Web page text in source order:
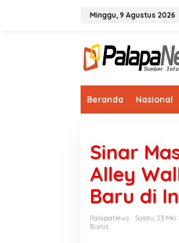
Minggu, 9 Agustus 2026
Beranda Nasional
Sinar
Alley
Baru di
PalapaNews
Sabtu, 23 Mei
Bisnis